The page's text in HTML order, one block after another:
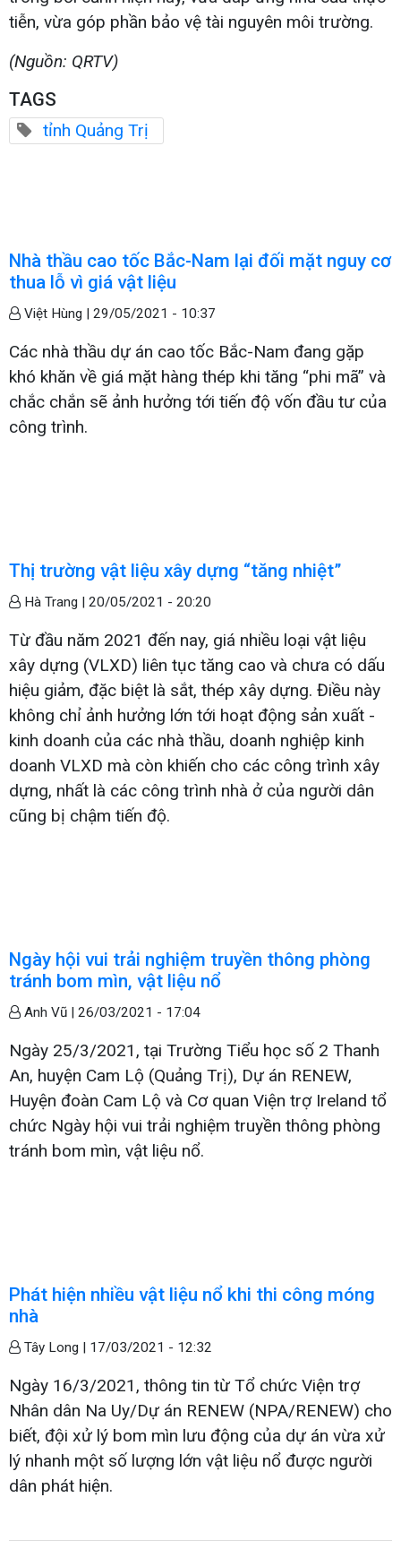
tiễn, vừa góp phần bảo vệ tài nguyên môi trường.
(Nguồn: QRTV)
TAGS
tỉnh Quảng Trị
Nhà thầu cao tốc Bắc-Nam lại đối mặt nguy cơ
thua lỗ vì giá vật liệu
Việt Hùng | 29/05/2021 - 10:37
Các nhà thầu dự án cao tốc Bắc-Nam đang gặp
khó khăn về giá mặt hàng thép khi tăng “phi mã” và
chắc chắn sẽ ảnh hưởng tới tiến độ vốn đầu tư của
công trình.
Thị trường vật liệu xây dựng “tăng nhiệt”
Hà Trang | 20/05/2021 - 20:20
Từ đầu năm 2021 đến nay, giá nhiều loại vật liệu
xây dựng (VLXD) liên tục tăng cao và chưa có dấu
hiệu giảm, đặc biệt là sắt, thép xây dựng. Điều này
không chỉ ảnh hưởng lớn tới hoạt động sản xuất -
kinh doanh của các nhà thầu, doanh nghiệp kinh
doanh VLXD mà còn khiến cho các công trình xây
dựng, nhất là các công trình nhà ở của người dân
cũng bị chậm tiến độ.
Ngày hội vui trải nghiệm truyền thông phòng
tránh bom mìn, vật liệu nổ
Anh Vũ | 26/03/2021 - 17:04
Ngày 25/3/2021, tại Trường Tiểu học số 2 Thanh
An, huyện Cam Lộ (Quảng Trị), Dự án RENEW,
Huyện đoàn Cam Lộ và Cơ quan Viện trợ Ireland tổ
chức Ngày hội vui trải nghiệm truyền thông phòng
tránh bom mìn, vật liệu nổ.
Phát hiện nhiều vật liệu nổ khi thi công móng
nhà
Tây Long | 17/03/2021 - 12:32
Ngày 16/3/2021, thông tin từ Tổ chức Viện trợ
Nhân dân Na Uy/Dự án RENEW (NPA/RENEW) cho
biết, đội xử lý bom mìn lưu động của dự án vừa xử
lý nhanh một số lượng lớn vật liệu nổ được người
dân phát hiện.